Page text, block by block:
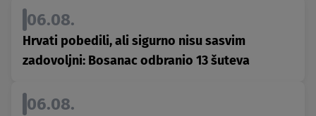
06.08.
Hrvati pobedili, ali sigurno nisu sasvim
zadovoljni: Bosanac odbranio 13 šuteva
06.08.